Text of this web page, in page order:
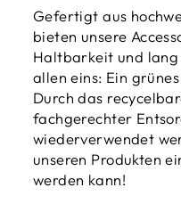
Gefertigt aus
bieten unsere
Haltbarkeit und
allen eins: Ein
Durch das
fachgerechter
wiederverwendet
unseren Produkten
werden kann!